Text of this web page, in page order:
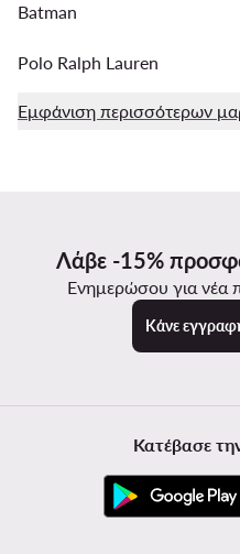
Batman
Polo Ralph Lauren
Εμφάνιση περισσότερων
Λάβε -15%
Ενημερώσου για νέα
Κάνε
Κατέβασε